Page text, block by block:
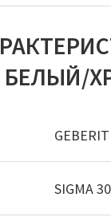
БЕЛЫЙ/
GEBERIT
SIGMA 30